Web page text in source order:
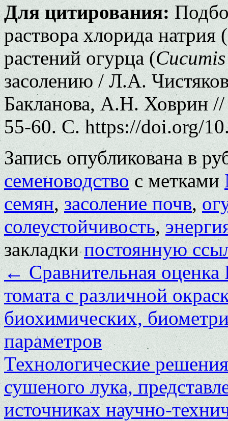
Для цитирования:
раствора хлорида
растений огурца (
засолению / Л.А.
Бакланова, А.Н. Ховрин
55-60. С. https://doi.org/
Запись опубликована в
семеноводствос метками
семян,засоление почв,
солеустойчивость,
закладкипостоянную
←Сравнительная
томата с различной
биохимических,
параметров
Технологические
сушеного лука,
источниках научно-